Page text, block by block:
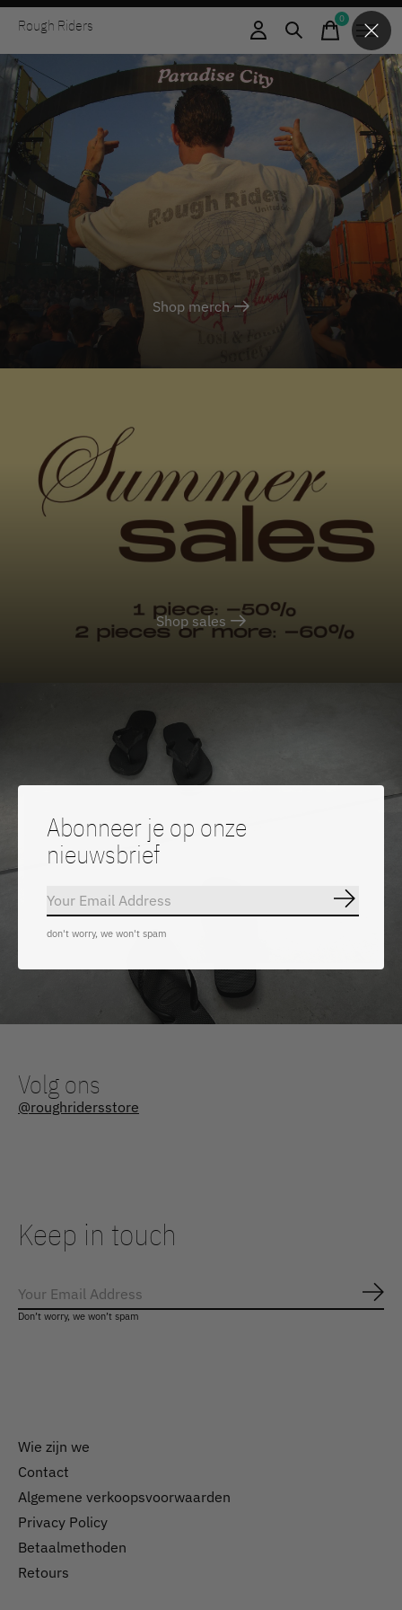
Rough Riders 0items
Shop merch
Shop sales
Shop all our Havaianas here
Volg ons
@roughridersstore
Keep in touch
Don’t worry, we won’t spam
Wie zijn we
Contact
Algemene verkoopsvoorwaarden
Privacy Policy
Betaalmethoden
Retours
Abonneer je op onze
nieuwsbrief
don't worry, we won't spam